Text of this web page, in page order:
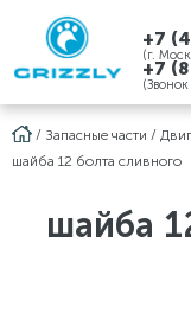
+7
(г.
+7
/ Запасные части /
шайба 12 болта сливного
шайба